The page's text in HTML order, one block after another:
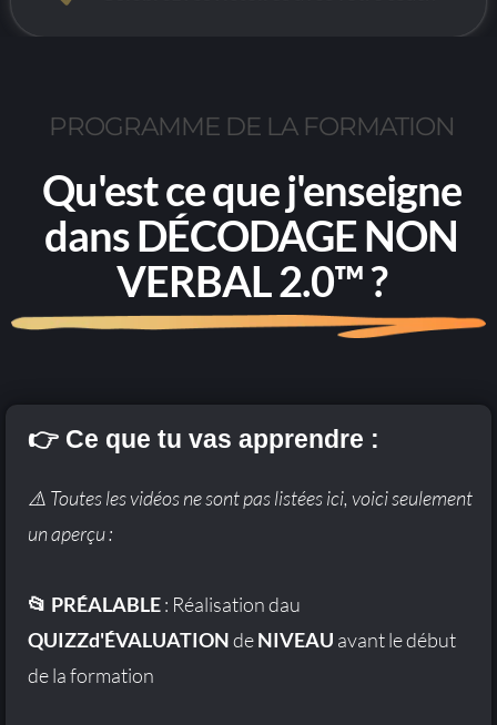
PROGRAMME DE LA FORMATION
Qu'est ce que j'enseigne
dans DÉCODAGE NON
VERBAL 2.0™ ?
👉 Ce que tu vas apprendre :
⚠️ Toutes les vidéos ne sont pas listées ici, voici seulement
un aperçu :
📂 PRÉALABLE: Réalisation dau
QUIZZd'ÉVALUATIONdeNIVEAU avant le début
de la formation